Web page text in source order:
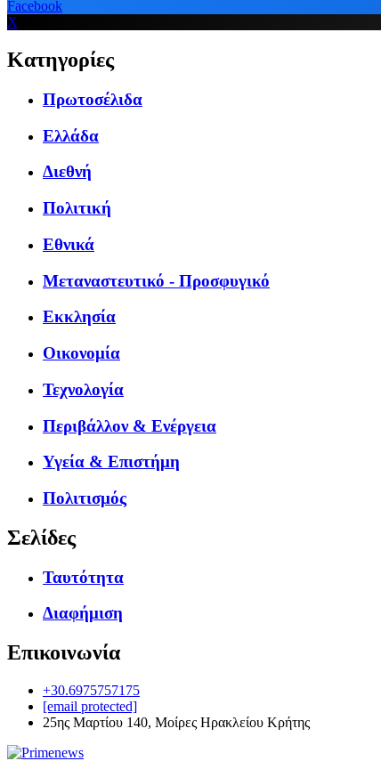
Facebook
X
Κατηγορίες
Πρωτοσέλιδα
Ελλάδα
Διεθνή
Πολιτική
Εθνικά
Μεταναστευτικό - Προσφυγικό
Εκκλησία
Οικονομία
Τεχνολογία
Περιβάλλον & Ενέργεια
Υγεία & Επιστήμη
Πολιτισμός
Σελίδες
Ταυτότητα
Διαφήμιση
Επικοινωνία
+30.6975757175
[email protected]
25ης Μαρτίου 140, Μοίρες Ηρακλείου Κρήτης